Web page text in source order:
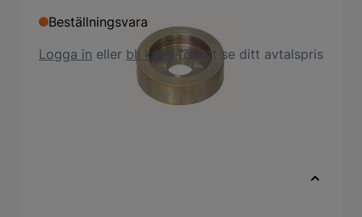
Beställningsvara
Logga in eller bli kund för att se ditt avtalspris
Produktbeskrivning